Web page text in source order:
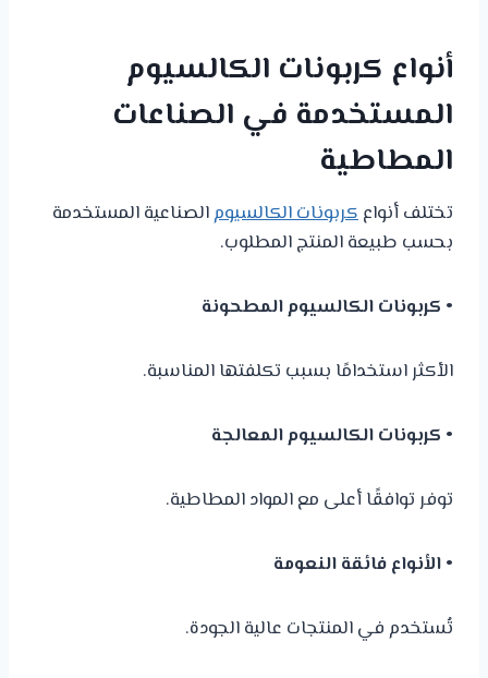
أنواع كربونات الكالسيوم
المستخدمة في الصناعات
المطاطية
تختلف أنواعكربونات الكالسيومالصناعية المستخدمة
بحسب طبيعة المنتج المطلوب.
• كربونات الكالسيوم المطحونة
الأكثر استخدامًا بسبب تكلفتها المناسبة.
• كربونات الكالسيوم المعالجة
توفر توافقًا أعلى مع المواد المطاطية.
• الأنواع فائقة النعومة
تُستخدم في المنتجات عالية الجودة.